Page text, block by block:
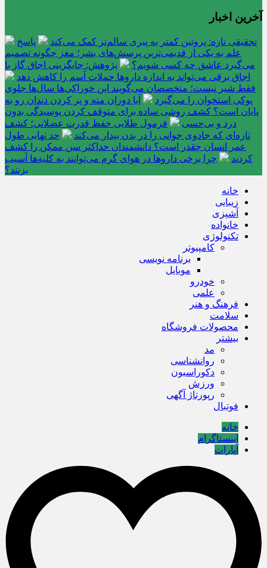
آخرین اخبار
تحقیقی تازه: پروتین کمتر به پیری سالم‌تر کمک می‌کند
پاسخ
علم به یکی از قدیمی‌ترین پرسش‌های بشر؛ مغز چگونه تصمیم
می‌گیرد عاشق چه کسی شویم؟
پژوهش: جایگزینی اجاق گاز با
اجاق برقی می‌تواند به اندازه داروها حملات آسم را کاهش دهد
فقط شیر نیست؛ متخصصان می‌گویند این خوراکی‌ها سال‌ها جلوی
پوکی استخوان را می‌گیرد
آیا دوران مته و پر کردن دندان رو به
پایان است؟ کشف روشی ساده برای متوقف کردن پوسیدگی بدون
درد و بی‌حسی
فرمول طلایی حفظ قدرت عضلانی؛ کشف
تازه‌ای که جادوی جوانی را در بدن بیدار می‌کند
حد نهایی طول
عمر انسان چقدر است؟ دانشمندان حداکثر سن ممکن را کشف
کردند
چرا برخی داروها در هوای گرم می‌توانند به کلیه‌ها آسیب
بزنند؟
خانه
زیبایی
آشپزی
خانواده
تکنولوژی
کامپیوتر
برنامه نویسی
موبایل
خودرو
علمی
فرهنگ و هنر
سلامت
محصولات فروشگاه
بیشتر
مد
روانشناسی
دکوراسیون
ورزش
رپورتاژ آگهی
فوتبال
خانه
اینستاگرام
آپارات